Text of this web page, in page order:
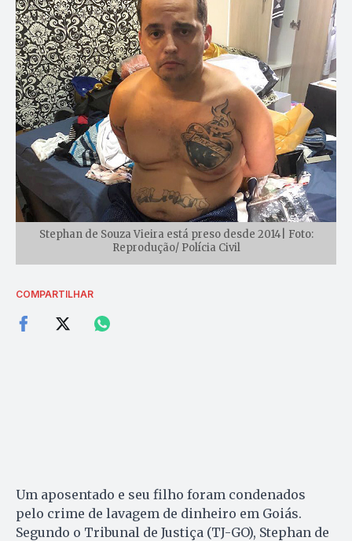
Stephan de Souza Vieira está preso desde 2014| Foto:
Reprodução/ Polícia Civil
COMPARTILHAR
Um aposentado e seu filho foram condenados
pelo crime de lavagem de dinheiro em Goiás.
Segundo o Tribunal de Justiça (TJ-GO), Stephan de